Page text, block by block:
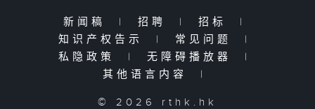
新闻稿 | 招聘 | 招标
|
知识产权告示
| 常见问题
|
私隐政策
| 无障碍播放器
|
其他语言内容
|
© 2026 rthk.hk